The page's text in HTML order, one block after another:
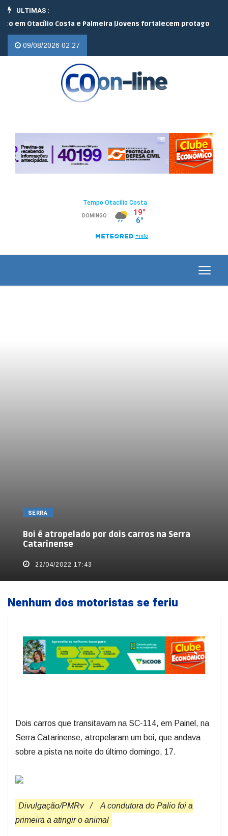
ULTIMAS :
Otacílio Costa e Palmeira |Jovens fortalecem protagonismo no
09/08/2026 02:27
SERRA
Boi é atropelado por dois carros na Serra
Catarinense
22/04/2022 17:43
Nenhum dos motoristas se feriu
Dois carros que transitavam na SC-114, em Painel, na
Serra Catarinense, atropelaram um boi, que andava
sobre a pista na noite do último domingo, 17.
Divulgação/PMRv /
A condutora do Palio foi a
primeira a atingir o animal